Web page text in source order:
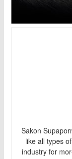
Sakon
like all types
industry for